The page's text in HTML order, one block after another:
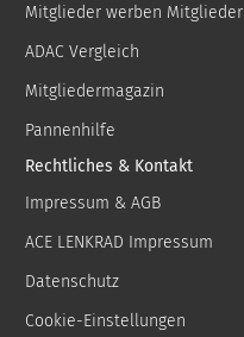
Mitglieder werben Mitglieder
ADAC Vergleich
Mitgliedermagazin
Pannenhilfe
Rechtliches & Kontakt
Impressum & AGB
ACE LENKRAD Impressum
Datenschutz
Cookie-Einstellungen